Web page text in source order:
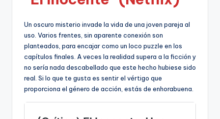
Un oscuro misterio invade la vida de una joven pareja al
uso. Varios frentes, sin aparente conexión son
planteados, para encajar como un loco puzzle en los
capítulos finales. A veces la realidad supera a la ficción y
no sería nada descabellado que este hecho hubiese sido
real. Si lo que te gusta es sentir el vértigo que
proporciona el género de acción, estás de enhorabuena.